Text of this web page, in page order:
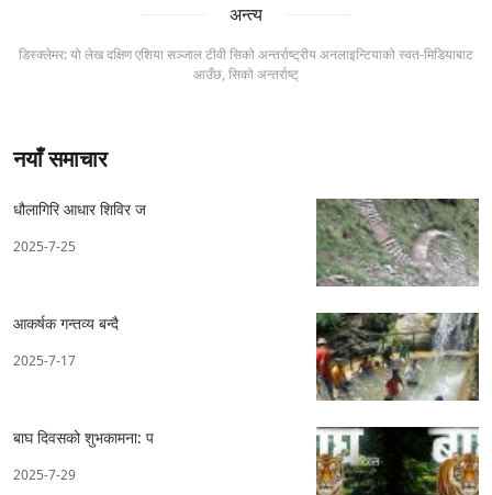
अन्त्य
डिस्क्लेमर: यो लेख दक्षिण एशिया सञ्जाल टीवी सिको अन्तर्राष्ट्रीय अनलाइन्टियाको स्वत-मिडियाबाट
आउँछ, सिको अन्तर्राष्ट्
नयाँ समाचार
धौलागिरि आधार शिविर ज
2025-7-25
आकर्षक गन्तव्य बन्दै
2025-7-17
बाघ दिवसको शुभकामना: प
2025-7-29